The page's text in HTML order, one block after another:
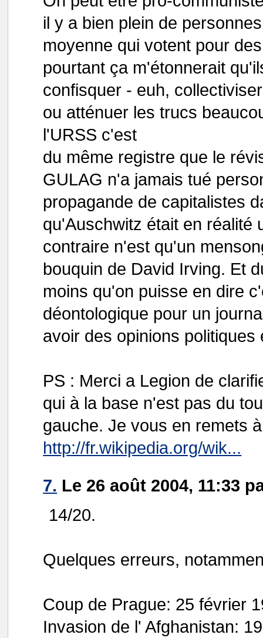
il y a bien plein de
moyenne qui votent pour
pourtant ça m'étonnerait
confisquer - euh,
ou atténuer les trucs
l'URSS c'est
du même registre que le
GULAG n'a jamais tué
propagande de capitalistes
qu'Auschwitz était en réalité
contraire n'est qu'un
bouquin de David Irving. Et
moins qu'on puisse en dire
déontologique pour un
avoir des opinions
PS : Merci a Legion de
qui à la base n'est pas du
gauche. Je vous en remets
http://fr.wikipedia.org/wik...
7. Le 26 août 2004, 11:33
14/20.
Quelques erreurs,
Coup de Prague: 25 février
Invasion de l' Afghanistan: